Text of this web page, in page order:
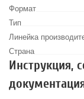
Формат
Тип
Линейка
Страна
Инструкция,